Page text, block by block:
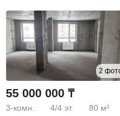
2
55 000 000 ₸
3-комн. 4/4 эт. 80 м²